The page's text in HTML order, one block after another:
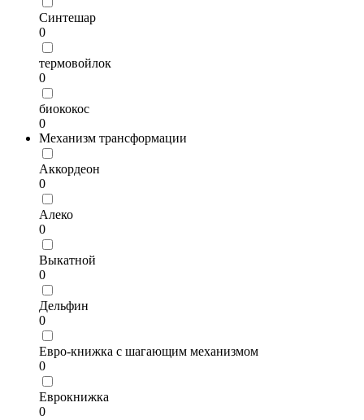
Синтешар
0
термовойлок
0
биококос
0
Механизм трансформации
Аккордеон
0
Алеко
0
Выкатной
0
Дельфин
0
Евро-книжка с шагающим механизмом
0
Еврокнижка
0